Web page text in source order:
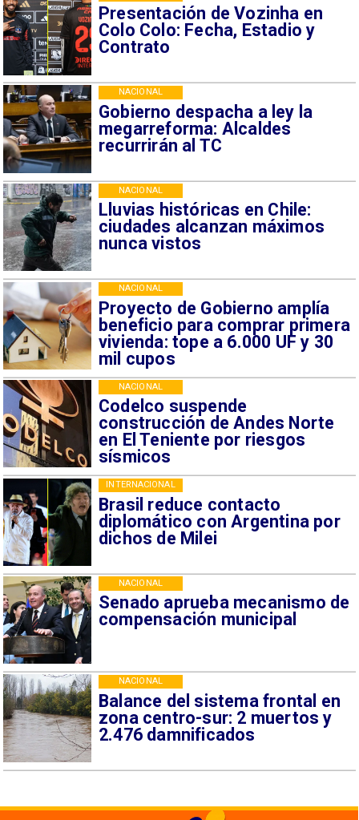
Presentación de Vozinha en
Colo Colo: Fecha, Estadio y
Contrato
Gobierno despacha a ley la
megarreforma: Alcaldes
recurrirán al TC
NACIONAL
Lluvias históricas en Chile:
ciudades alcanzan máximos
nunca vistos
NACIONAL
Proyecto de Gobierno amplía
beneficio para comprar primera
vivienda: tope a 6.000 UF y 30
mil cupos
NACIONAL
Codelco suspende
construcción de Andes Norte
en El Teniente por riesgos
sísmicos
NACIONAL
Brasil reduce contacto
diplomático con Argentina por
dichos de Milei
INTERNACIONAL
Senado aprueba mecanismo de
compensación municipal
NACIONAL
Balance del sistema frontal en
zona centro-sur: 2 muertos y
2.476 damnificados
NACIONAL